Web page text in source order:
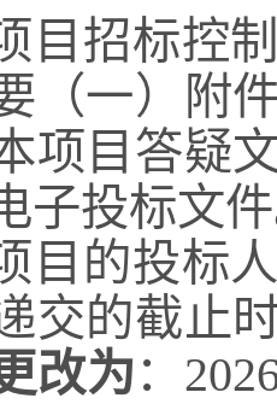
目招标控
（一）附
项目答疑
子投标文
目的投标
交的截止
改为 ：